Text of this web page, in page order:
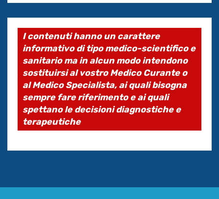
I contenuti hanno un carattere
informativo di tipo medico-scientifico e
sanitario ma in alcun modo intendono
sostituirsi al vostro Medico Curante o
al Medico Specialista, ai quali bisogna
sempre fare riferimento e ai quali
spettano le decisioni diagnostiche e
terapeutiche